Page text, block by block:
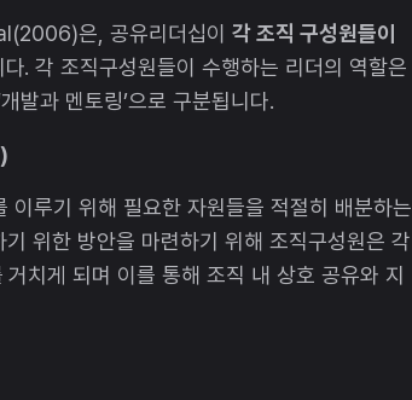
은, 공유리더십이각 조직 구성원들이
다. 각 조직구성원들이 수행하는 리더의 역할은
개발과 멘토링’으로 구분됩니다.
루기 위해 필요한 자원들을 적절히 배분하는
위한 방안을 마련하기 위해 조직구성원은 각
치게 되며 이를 통해 조직 내 상호 공유와 지